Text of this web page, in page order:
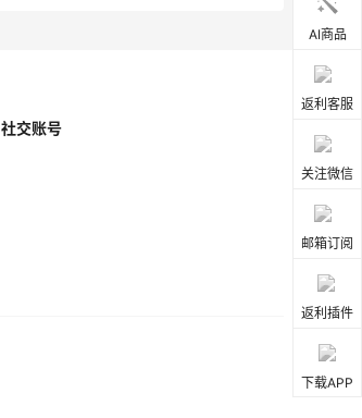
AI商品
返利客服
关注微信
邮箱订阅
返利插件
下载APP
社交账号